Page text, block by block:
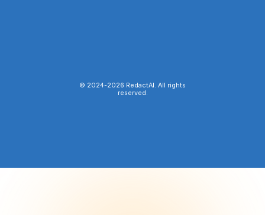
© 2024-2026 RedactAI. All rights
reserved.